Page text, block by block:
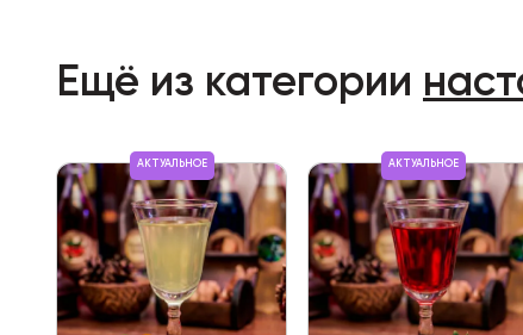
Ещё из категории
АКТУАЛЬНОЕ АКТУАЛЬНОЕ